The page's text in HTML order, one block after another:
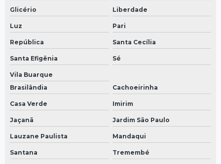
Glicério Liberdade
Luz Pari
República Santa Cecília
Santa Efigênia Sé
Vila Buarque
Brasilândia
Cachoeirinha
Casa Verde Imirim
Jaçanã Jardim São Paulo
Lauzane Paulista Mandaqui
Santana Tremembé